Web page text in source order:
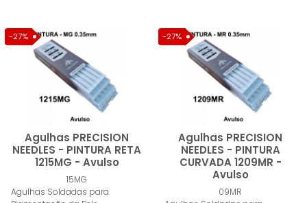
-27%
Agulhas PRECISION
NEEDLES - PINTURA RETA
1215MG - Avulso
15MG
Agulhas Soldadas paraComprar
-27%
Agulhas PRECISION
NEEDLES - PINTURA
CURVADA 1209MR -
Avulso
09MR